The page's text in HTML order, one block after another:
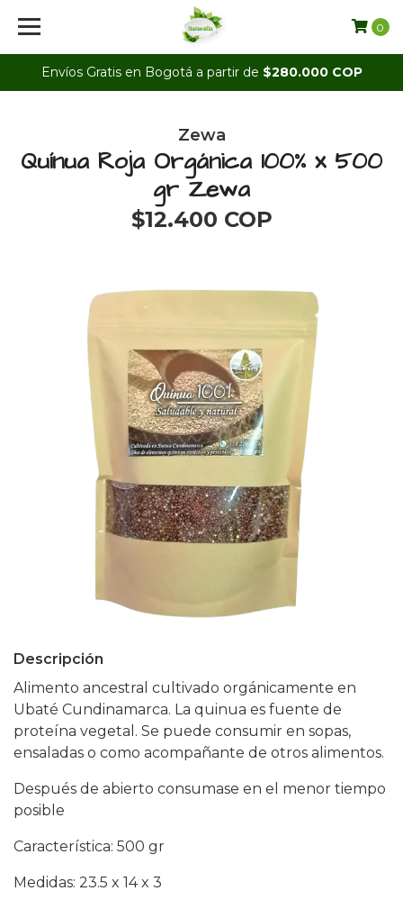
Envíos Gratis en Bogotá a partir de $280.000 COP
0
Zewa
Quínua Roja Orgánica 100% x 500
gr Zewa
$12.400 COP
Descripción
Alimento ancestral cultivado orgánicamente en
Ubaté Cundinamarca. La quinua es fuente de
proteína vegetal. Se puede consumir en sopas,
ensaladas o como acompañante de otros alimentos.
Después de abierto consumase en el menor tiempo
posible
Característica: 500 gr
Medidas: 23.5 x 14 x 3